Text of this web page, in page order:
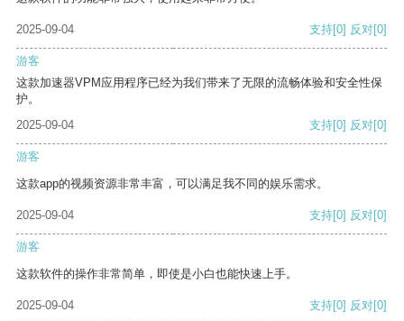
2025-09-04 支持[0] 反对[0]
游客
这款加速器VPM应用程序已经为我们带来了无限的流畅体验和安全性保
护。
2025-09-04
支持[0] 反对[0]
游客
这款app的视频资源非常丰富，可以满足我不同的娱乐需求。
2025-09-04 支持[0] 反对[0]
游客
这款软件的操作非常简单，即使是小白也能快速上手。
2025-09-04 支持[0] 反对[0]